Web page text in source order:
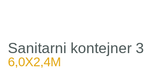
Sanitarni kontejner 3
6,0X2,4M